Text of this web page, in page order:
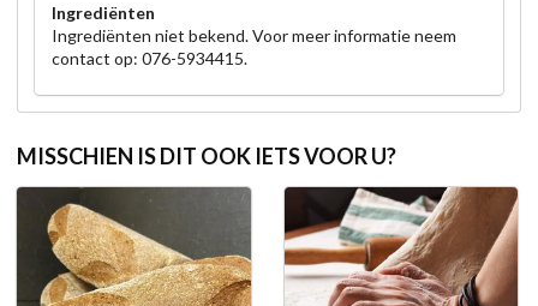
Ingrediënten
Ingrediënten niet bekend. Voor meer informatie neem
contact op: 076-5934415.
MISSCHIEN IS DIT OOK IETS VOOR U?